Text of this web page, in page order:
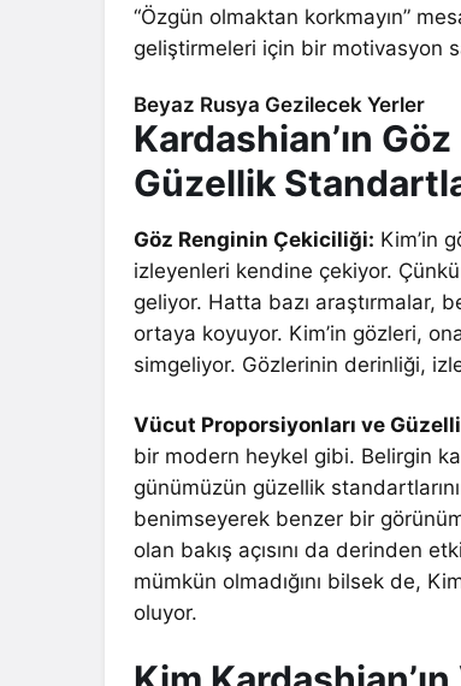
“Özgün olmaktan korkmayın”
geliştirmeleri için bir motivasyon
Beyaz Rusya Gezilecek Yerler
Kardashian’ın
Güzellik
Göz Renginin Çekiciliği: Kim’in
izleyenleri kendine çekiyor.
geliyor. Hatta bazı araştırmalar,
ortaya koyuyor. Kim’in gözleri,
simgeliyor. Gözlerinin derinliği,
Vücut Proporsiyonları ve
bir modern heykel gibi. Belirgin
günümüzün güzellik
benimseyerek benzer bir
olan bakış açısını da derinden
mümkün olmadığını bilsek de,
oluyor.